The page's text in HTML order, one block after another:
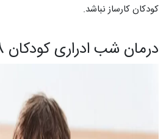
کودکان کارساز نباشد.
درمان شب ادراری کودکان 8 ساله